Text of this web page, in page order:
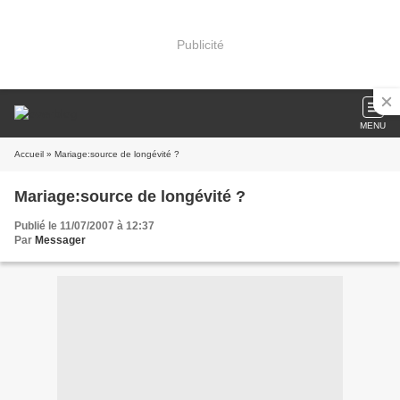
Publicité
MENU
Accueil » Mariage:source de longévité ?
Mariage:source de longévité ?
Publié le 11/07/2007 à 12:37
Par Messager